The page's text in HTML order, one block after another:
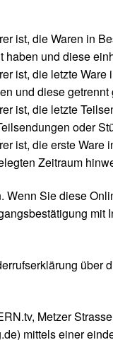
ist, die Waren in
und diese
ist, die letzte
und diese
ist, die letzte
oder
ist, die erste
Zeitraum
Wenn Sie diese
mit
über
Metzer
mittels einer